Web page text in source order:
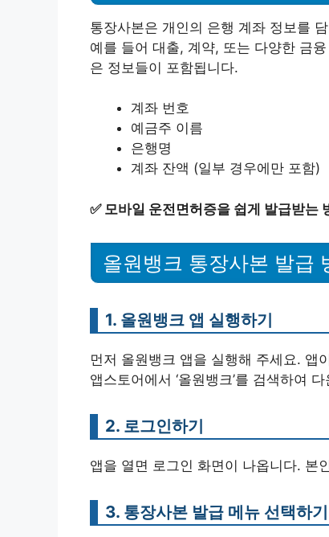
통장사본은 개인의 은행 계좌 정보를
예를 들어 대출, 계약, 또는 다양한 금
은 정보들이 포함됩니다.
계좌 번호
예금주 이름
은행명
계좌 잔액 (일부 경우에만 포함)
✅ 모바일 운전면허증을 쉽게 발급받는
올원뱅크 통장사본 발급
1. 올원뱅크 앱 실행하기
먼저 올원뱅크 앱을 실행해 주세요. 앱
앱스토어에서 ‘올원뱅크’를 검색하여
2. 로그인하기
앱을 열면 로그인 화면이 나옵니다. 본
3. 통장사본 발급 메뉴 선택하기